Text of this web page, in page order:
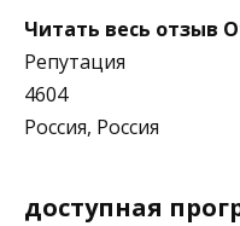
Читать весь отзыв
Репутация
4604
Россия, Россия
доступная